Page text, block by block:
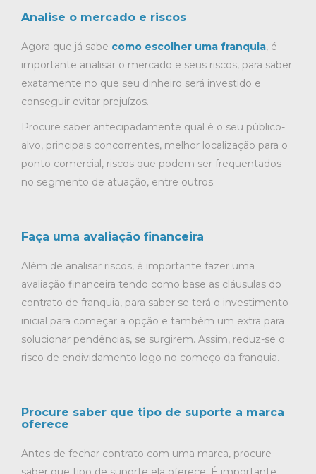
Analise o mercado e riscos
Agora que já sabe como escolher uma franquia, é
importante analisar o mercado e seus riscos, para saber
exatamente no que seu dinheiro será investido e
conseguir evitar prejuízos.
Procure saber antecipadamente qual é o seu público-
alvo, principais concorrentes, melhor localização para o
ponto comercial, riscos que podem ser frequentados
no segmento de atuação, entre outros.
Faça uma avaliação financeira
Além de analisar riscos, é importante fazer uma
avaliação financeira tendo como base as cláusulas do
contrato de franquia, para saber se terá o investimento
inicial para começar a opção e também um extra para
solucionar pendências, se surgirem. Assim, reduz-se o
risco de endividamento logo no começo da franquia.
Procure saber que tipo de suporte a marca
oferece
Antes de fechar contrato com uma marca, procure